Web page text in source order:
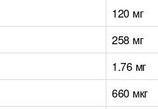
120 мг
258 мг
1.76 мг
660 мкг